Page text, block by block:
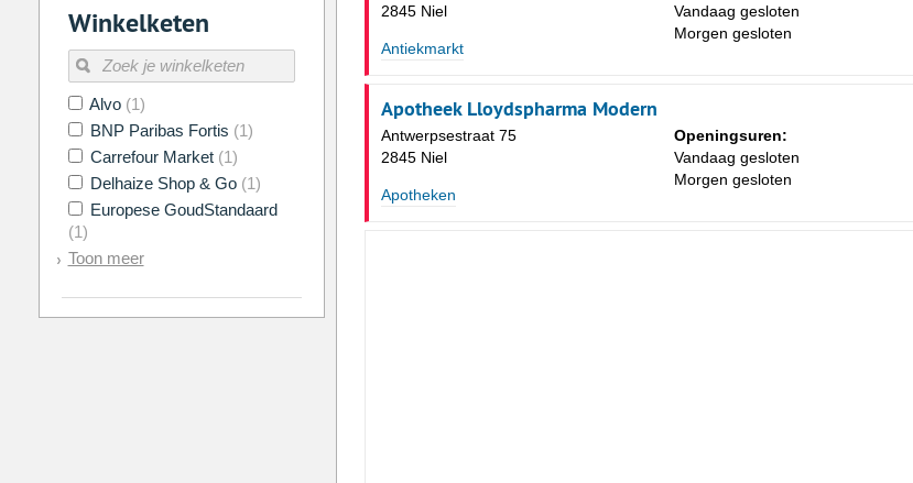
Winkelketen
Alvo (1)
BNP Paribas Fortis (1)
Carrefour Market (1)
Delhaize Shop & Go (1)
Europese GoudStandaard
(1)
Toon meer
2845 Niel
Antiekmarkt
Vandaag gesloten
Morgen gesloten
Apotheek Lloydspharma Modern
Antwerpsestraat 75
2845 Niel
Apotheken
Openingsuren:
Vandaag gesloten
Morgen gesloten